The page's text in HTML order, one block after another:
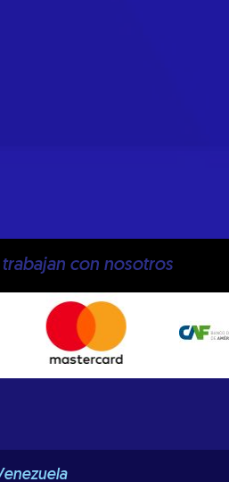
con nosotros